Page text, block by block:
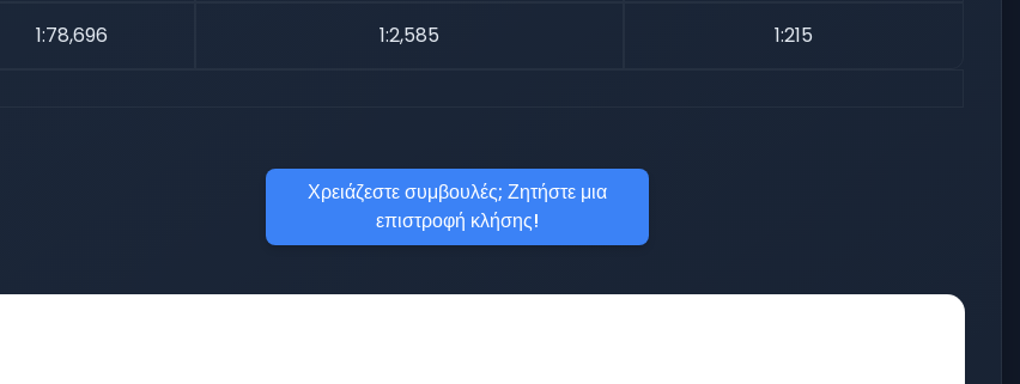
1:78,696 1:2,585 1:215
Χρειάζεστε συμβουλές; Ζητήστε μια
επιστροφή κλήσης!